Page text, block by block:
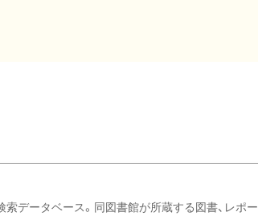
データベース。同図書館が所蔵する図書、レポー